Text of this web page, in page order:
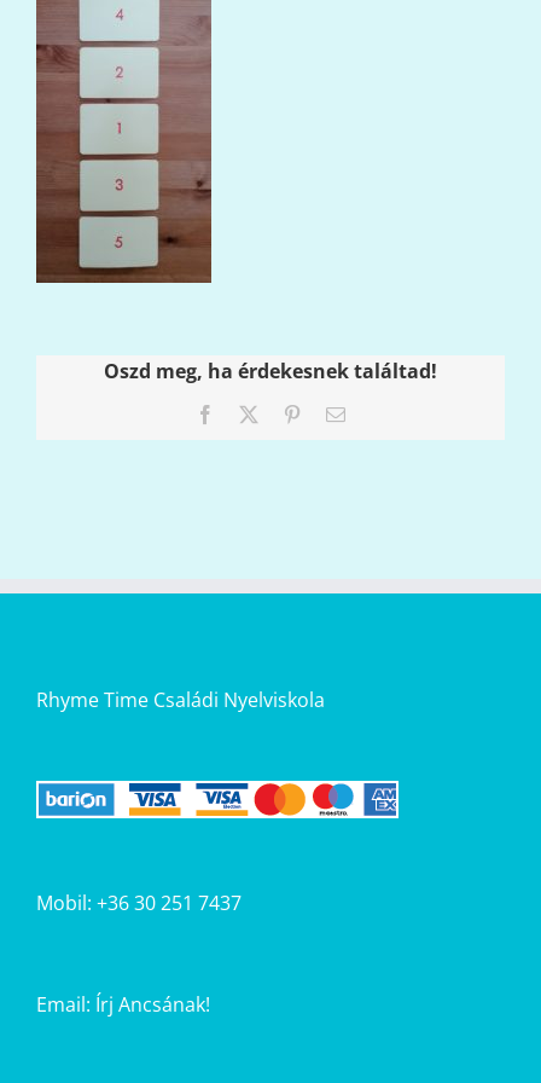
Oszd meg, ha érdekesnek találtad!
Facebook PinterestEmail:
Rhyme Time Családi Nyelviskola
Mobil: +36 30 251 7437
Email: Írj Ancsának!